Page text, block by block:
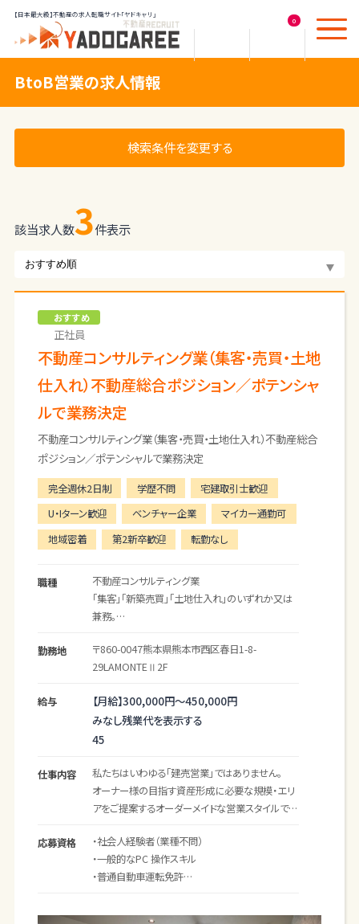
【日本最大級】不動産の求人転職サイト「ヤドキャリ」
0
BtoB営業の求人情報
検索条件を変更する
該当求人数3件表示
おすすめ
正社員
不動産コンサルティング業（集客・売買・土地
仕入れ）不動産総合ポジション／ポテンシャ
ルで業務決定
不動産コンサルティング業（集客・売買・土地仕入れ）不動産総合
ポジション／ポテンシャルで業務決定
完全週休2日制 学歴不問
宅建取引士歓迎
U・Iターン歓迎
ベンチャー企業
マイカー通勤可
地域密着
第2新卒歓迎 転勤なし
職種
不動産コンサルティング業
「集客」「新築売買」「土地仕入れ」のいずれか又は
兼務。
具体的な業務内容は下記の通りです。
・購入希望者の集客企画立案（SNS やセミナー活
用、広告等）
・集客企画実行、運営
【新築売買】
・収益物件の提案、既存顧客とのマッチング
・購入希望者との契約
・顧客ごとの税務相談やコンサルティング
【土地仕入れ】
・顧客と入居者のマーケティング調査
勤務地 〒860-0047熊本県熊本市西区春日1-8-
29LAMONTEⅡ2F
給与 【月給】300,000円～450,000円
みなし残業代を表示する
45
仕事内容
私たちはいわゆる「建売営業」ではありません。
オーナー様の目指す資産形成に必要な規模・エリ
アをご提案するオーダーメイドな営業スタイルで
買いたい方々のニーズを収集し、企画・仕入れに反
映させるため、適正をふまえた上で配属先を決定
応募資格
・社会人経験者（業種不問）
・一般的なPC 操作スキル
・普通自動車運転免許